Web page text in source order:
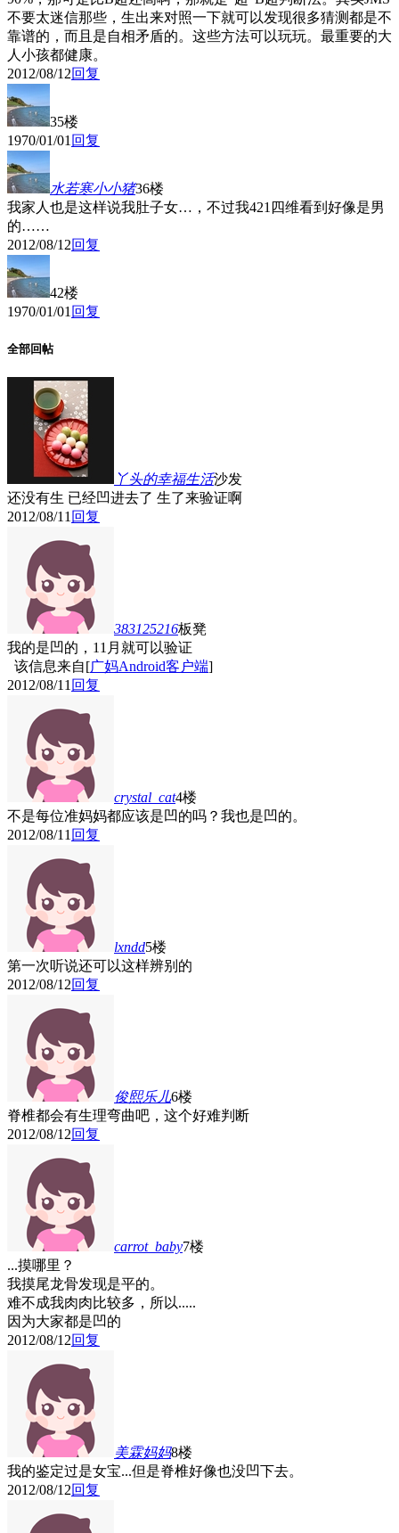
不要太迷信那些，生出来对照一下就可以发现很多猜测都是不
靠谱的，而且是自相矛盾的。这些方法可以玩玩。最重要的大
人小孩都健康。
2012/08/12回复
35楼
1970/01/01 回复
水若寒小小猪36楼
我家人也是这样说我肚子女…，不过我421四维看到好像是男
的……
2012/08/12回复
42楼
1970/01/01 回复
全部回帖
丫头的幸福生活沙发
还没有生 已经凹进去了 生了来验证啊
2012/08/11回复
383125216板凳
我的是凹的，11月就可以验证
该信息来自[广妈Android客户端]
2012/08/11回复
crystal_cat4楼
不是每位准妈妈都应该是凹的吗？我也是凹的。
2012/08/11回复
lxndd5楼
第一次听说还可以这样辨别的
2012/08/12回复
俊熙乐儿6楼
脊椎都会有生理弯曲吧，这个好难判断
2012/08/12回复
carrot_baby7楼
...摸哪里？
我摸尾龙骨发现是平的。
难不成我肉肉比较多，所以.....
因为大家都是凹的
2012/08/12回复
美霖妈妈8楼
我的鉴定过是女宝...但是脊椎好像也没凹下去。
2012/08/12回复